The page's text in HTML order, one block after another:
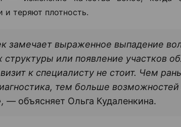
теряют плотность.
замечает выраженное выпадение
структуры или появление участков
к специалисту не стоит. Чем
тем больше возможностей
— объясняет Ольга Кудаленкина.